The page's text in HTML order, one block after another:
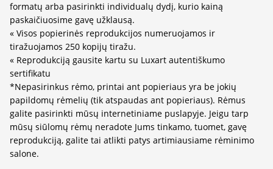
formatų arba pasirinkti individualų dydį, kurio kainą
paskaičiuosime gavę užklausą.
« Visos popierinės reprodukcijos numeruojamos ir
tiražuojamos 250 kopijų tiražu.
« Reprodukciją gausite kartu su Luxart autentiškumo
sertifikatu
*Nepasirinkus rėmo, printai ant popieriaus yra be jokių
papildomų rėmelių (tik atspaudas ant popieriaus). Rėmus
galite pasirinkti mūsų internetiniame puslapyje. Jeigu tarp
mūsų siūlomų rėmų neradote Jums tinkamo, tuomet, gavę
reprodukciją, galite tai atlikti patys artimiausiame rėminimo
salone.